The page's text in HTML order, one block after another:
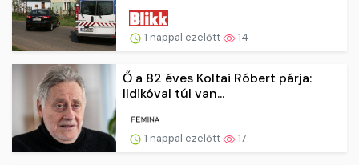
1 nappal ezelőtt 14
Ő a 82 éves Koltai Róbert párja:
Ildikóval túl van...
1 nappal ezelőtt 17